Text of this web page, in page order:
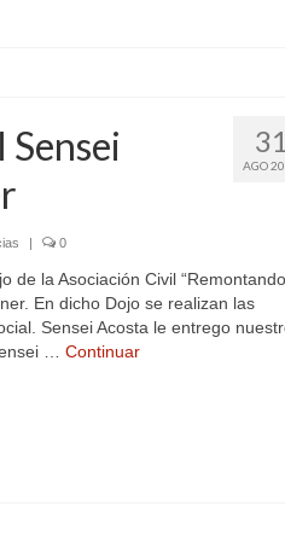
31
AGO
0
de la Asociación Civil “Remontando
En dicho Dojo se realizan las
Sensei Acosta le entrego
… Continuar